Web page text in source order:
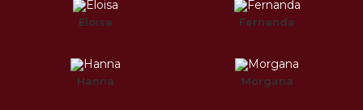
Eloisa Fernanda
Hanna Morgana